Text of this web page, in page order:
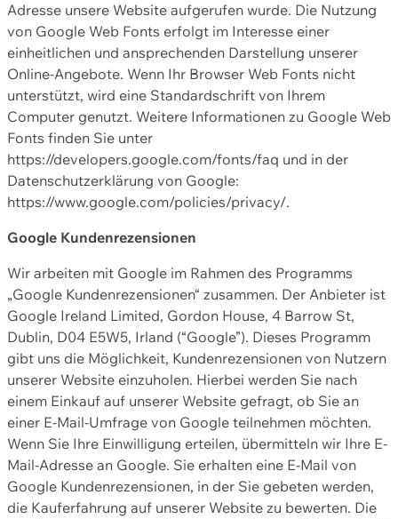
Adresse unsere Website aufgerufen wurde. Die Nutzung
von Google Web Fonts erfolgt im Interesse einer
einheitlichen und ansprechenden Darstellung unserer
Online-Angebote. Wenn Ihr Browser Web Fonts nicht
unterstützt, wird eine Standardschrift von Ihrem
Computer genutzt. Weitere Informationen zu Google Web
Fonts finden Sie unter
https://developers.google.com/fonts/faq und in der
Datenschutzerklärung von Google:
https://www.google.com/policies/privacy/.
Google Kundenrezensionen
Wir arbeiten mit Google im Rahmen des Programms
„Google Kundenrezensionen“ zusammen. Der Anbieter ist
Google Ireland Limited, Gordon House, 4 Barrow St,
Dublin, D04 E5W5, Irland (“Google”). Dieses Programm
gibt uns die Möglichkeit, Kundenrezensionen von Nutzern
unserer Website einzuholen. Hierbei werden Sie nach
einem Einkauf auf unserer Website gefragt, ob Sie an
einer E-Mail-Umfrage von Google teilnehmen möchten.
Wenn Sie Ihre Einwilligung erteilen, übermitteln wir Ihre E-
Mail-Adresse an Google. Sie erhalten eine E-Mail von
Google Kundenrezensionen, in der Sie gebeten werden,
die Kauferfahrung auf unserer Website zu bewerten. Die